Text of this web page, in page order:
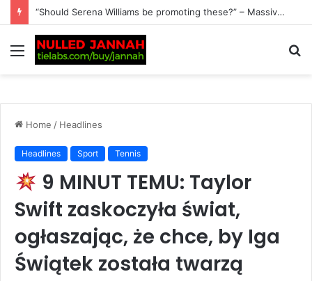
BREAKING: Alex Eala Leaves Filipino Fans on an Emotional Rollercoaster After Revealing Her Latest Fitness Update Following Ankle Scare, as She Opens Up About Her…
Menu
Home / Headlines
Headlines Sport Tennis
9 MINUT TEMU: Taylor
Swift zaskoczyła świat,
ogłaszając, że chce, by Iga
Świątek została twarzą